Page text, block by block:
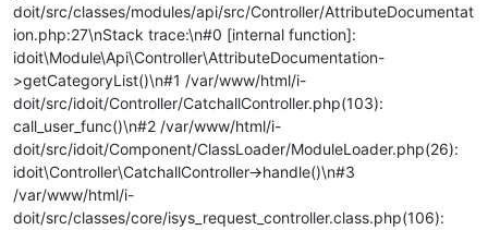
doit/src/classes/modules/api/src/Controller/AttributeDocumentat
ion.php:27\nStack trace:\n#0 [internal function]:
idoit\Module\Api\Controller\AttributeDocumentation-
>getCategoryList()\n#1 /var/www/html/i-
doit/src/idoit/Controller/CatchallController.php(103):
call_user_func()\n#2 /var/www/html/i-
doit/src/idoit/Component/ClassLoader/ModuleLoader.php(26):
idoit\Controller\CatchallController->handle()\n#3
/var/www/html/i-
doit/src/classes/core/isys_request_controller.class.php(106):